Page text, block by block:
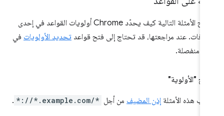
توضّح الأمثلة التالية كيف يحدّد Chrome أولويات القواعد في إحدى
عند مراجعتها، قد تحتاج إلى فتح قواعدتحديد الأولوياتفي
منفصلة.
"الأولوية"
هذه الأمثلةإذن المضيفمن أجل *://*.example.com/*
.